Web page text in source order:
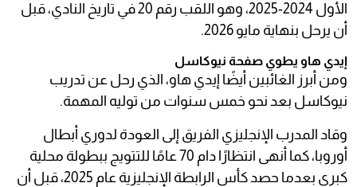
الأول 2024-2025، وهو اللقب رقم 20 في تاريخ النادي، قبل
أن يرحل بنهاية مايو 2026.
إيدي هاو يطوي صفحة نيوكاسل
ومن أبرز الغائبين أيضًا إيدي هاو، الذي رحل عن تدريب
نيوكاسل بعد نحو خمس سنوات من توليه المهمة.
وقاد المدرب الإنجليزي الفريق إلى العودة لدوري أبطال
أوروبا، كما أنهى انتظارًا دام 70 عامًا للتتويج ببطولة محلية
كبرى بعدما حصد كأس الرابطة الإنجليزية عام 2025، قبل أن